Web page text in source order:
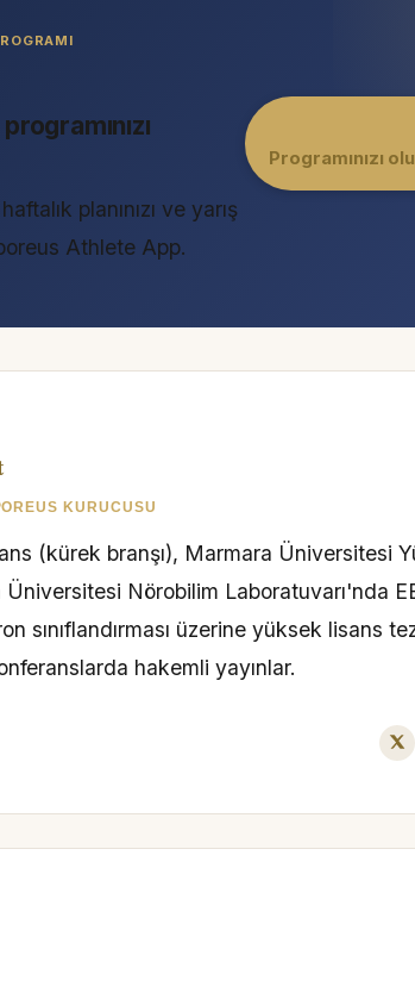
planınızı ve yarış
Athlete App.
Programınızı
KURUCUSU
(kürek branşı), Marmara Üniversitesi
Nörobilim Laboratuvarı'nda
sınıflandırması üzerine yüksek lisans
hakemli yayınlar.